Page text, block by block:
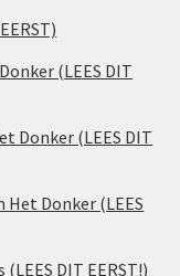
(LEES DIT
Donker (LEES DIT
Donker (LEES
DIT EERST!)